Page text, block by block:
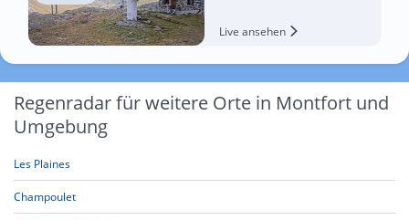
Live ansehen
Regenradar für weitere Orte in Montfort und
Umgebung
Les Plaines
Champoulet